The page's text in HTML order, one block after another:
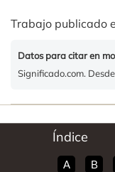
Trabajo publicado
Datos para citar en
Significado.com.
Índice
A B